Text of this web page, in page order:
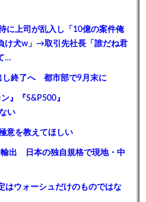
に上司が乱入し「10億の案件俺
け犬w」→取引先社長「誰だね君
…
し終了へ 都市部で9月末に
』『S&P500』
い
意を教えてほしい
輸出 日本の独自規格で現地・中
はウォーシュだけのものではな